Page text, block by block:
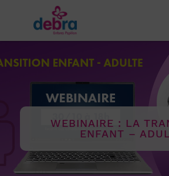
WEBINAIRE : LA
ENFANT –